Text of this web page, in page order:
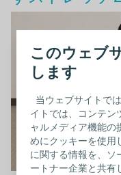
このウェブ
します
当ウェブサイトで
イトでは、コンテン
ャルメディア機能の
めにクッキーを使用
に関する情報を、ソ
ートナー企業と共有